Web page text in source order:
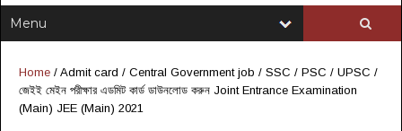
Home / Admit card / Central Government job / SSC / PSC / UPSC /
জেইই মেইন পরীক্ষার এডমিট কার্ড ডাউনলোড করুন Joint Entrance Examination
(Main) JEE (Main) 2021